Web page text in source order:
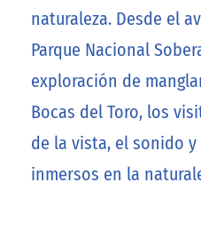
naturaleza. Desde el
Parque Nacional
exploración de
Bocas del Toro, los
de la vista, el sonido
inmersos en la